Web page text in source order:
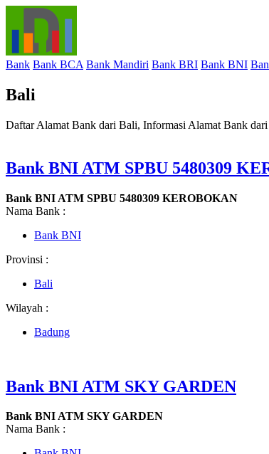
Bank Bank BCA Bank Mandiri Bank BRI Bank BNI
Bali
Daftar Alamat Bank dari Bali, Informasi Alamat Bank
Bank BNI ATM SPBU 5480309
Bank BNI ATM SPBU 5480309 KEROBOKAN
Nama Bank :
Bank BNI
Provinsi :
Bali
Wilayah :
Badung
Bank BNI ATM SKY GARDEN
Bank BNI ATM SKY GARDEN
Nama Bank :